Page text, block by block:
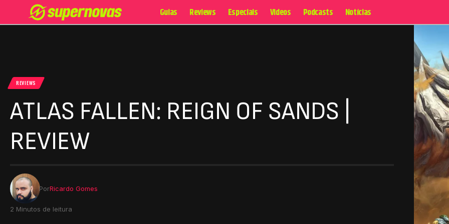
Guias Reviews Especiais Videos Podcasts Notícias
REVIEWS
ATLAS FALLEN: REIGN OF SANDS |
REVIEW
PorRicardo Gomes
2 Minutos de leitura